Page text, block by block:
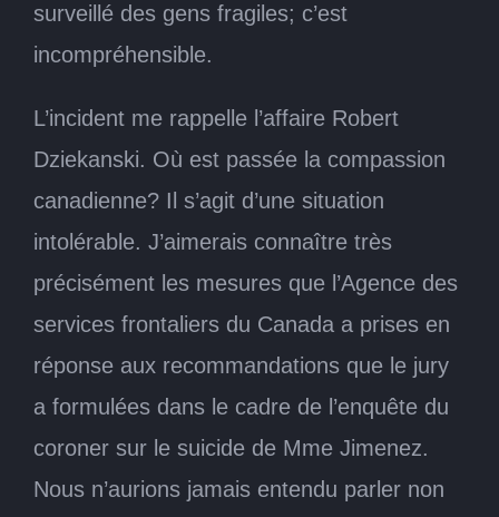
surveillé des gens fragiles; c’est
incompréhensible.
L’incident me rappelle l’affaire Robert
Dziekanski. Où est passée la compassion
canadienne? Il s’agit d’une situation
intolérable. J’aimerais connaître très
précisément les mesures que l’Agence des
services frontaliers du Canada a prises en
réponse aux recommandations que le jury
a formulées dans le cadre de l’enquête du
coroner sur le suicide de Mme Jimenez.
Nous n’aurions jamais entendu parler non